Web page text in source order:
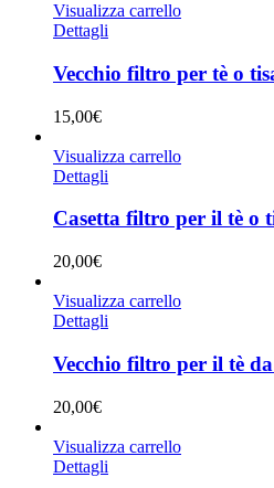
Visualizza carrello
Dettagli
Vecchio filtro per tè o
15,00€
Visualizza carrello
Dettagli
Casetta filtro per il tè o
20,00€
Visualizza carrello
Dettagli
Vecchio filtro per il tè
20,00€
Visualizza carrello
Dettagli